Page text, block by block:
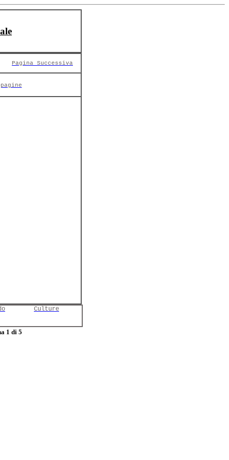
Pagina Successiva
Culture
1 di 5